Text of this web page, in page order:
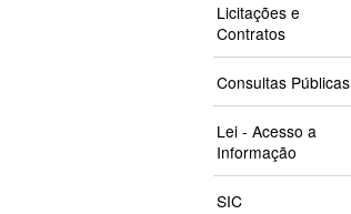
Licitações e
Contratos
Consultas Públicas
Lei - Acesso a
Informação
SIC